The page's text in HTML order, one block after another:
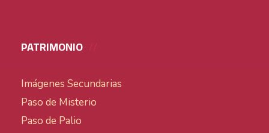
PATRIMONIO
Imágenes Secundarias
Paso de Misterio
Paso de Palio